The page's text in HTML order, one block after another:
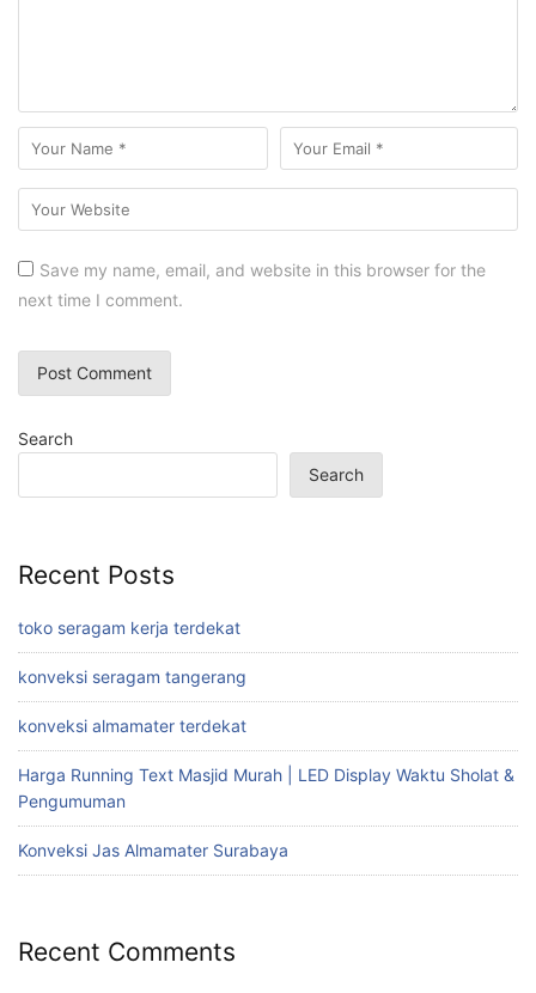
Save my name, email, and website in this browser for the
next time I comment.
Search
Search
Recent Posts
toko seragam kerja terdekat
konveksi seragam tangerang
konveksi almamater terdekat
Harga Running Text Masjid Murah | LED Display Waktu Sholat &
Pengumuman
Konveksi Jas Almamater Surabaya
Recent Comments